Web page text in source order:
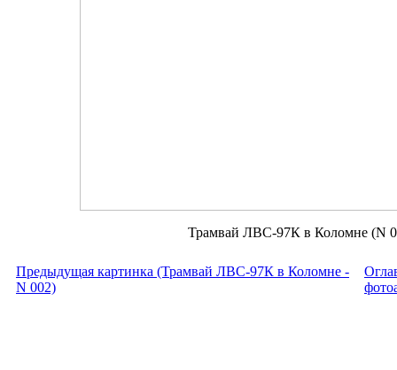
Трамвай ЛВС-97К в Коломне (N
Предыдущая картинка (Трамвай ЛВС-97К в Коломне -
N 002)